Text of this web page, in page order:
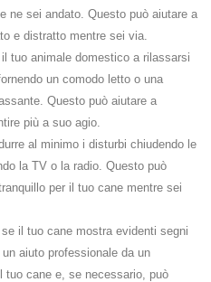
ne sei andato. Questo può aiutare a
e distratto mentre sei via.
tuo animale domestico a rilassarsi
un comodo letto o una
Questo può aiutare a
più a suo agio.
al minimo i disturbi chiudendo le
la TV o la radio. Questo può
per il tuo cane mentre sei
il tuo cane mostra evidenti segni
aiuto professionale da un
tuo cane e, se necessario, può